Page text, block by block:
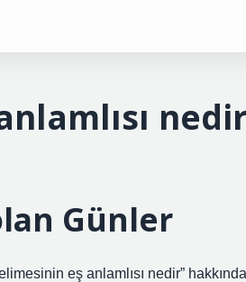
Günler
eş anlamlısı nedir”